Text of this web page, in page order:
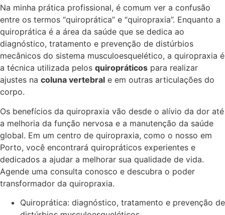
Na minha prática profissional, é comum ver a confusão
entre os termos “quiroprática” e “quiropraxia”. Enquanto a
quiroprática é a área da saúde que se dedica ao
diagnóstico, tratamento e prevenção de distúrbios
mecânicos do sistema musculoesquelético, a quiropraxia é
a técnica utilizada pelos quiropráticos para realizar
ajustes na coluna vertebral e em outras articulações do
corpo.
Os benefícios da quiropraxia vão desde o alívio da dor até
a melhoria da função nervosa e a manutenção da saúde
global. Em um centro de quiropraxia, como o nosso em
Porto, você encontrará quiropráticos experientes e
dedicados a ajudar a melhorar sua qualidade de vida.
Agende uma consulta conosco e descubra o poder
transformador da quiropraxia.
Quiroprática: diagnóstico, tratamento e prevenção de